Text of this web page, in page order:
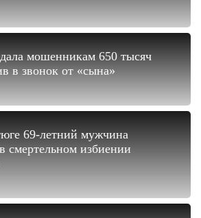
мошенникам 650 тысяч
в звонок от «сына»
69-летний мужчина
смертельном избиении